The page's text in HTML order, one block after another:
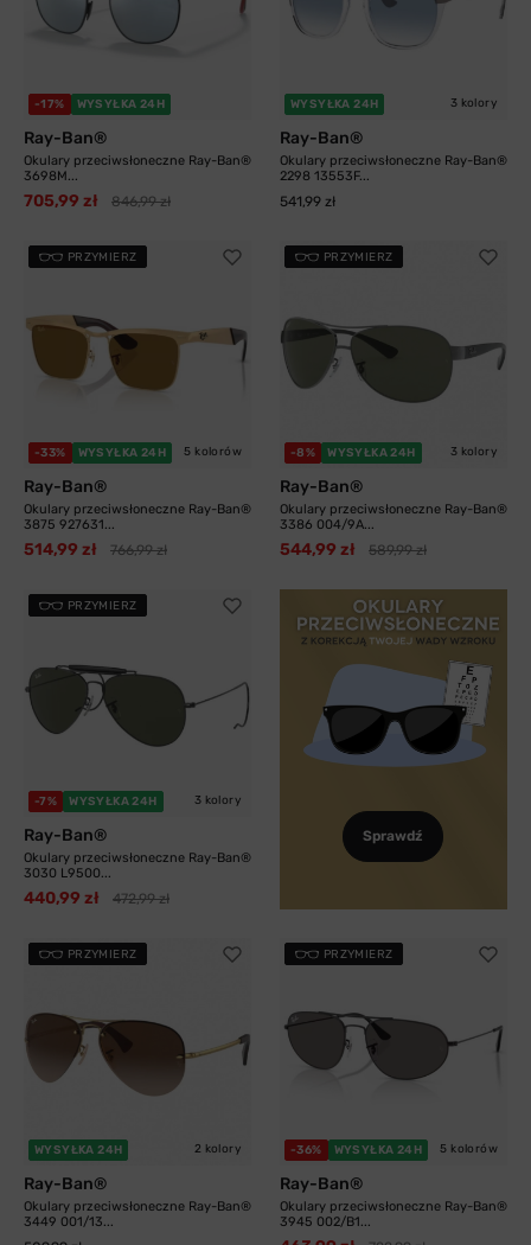
-17% WYSYŁKA 24H
Ray-Ban®
Okulary przeciwsłoneczne Ray-Ban®
3698M...
705,99 zł 846,99 zł
WYSYŁKA 24H 3 kolory
Ray-Ban®
Okulary przeciwsłoneczne Ray-Ban®
2298 13553F...
541,99 zł
PRZYMIERZ
-33% WYSYŁKA 24H 5 kolorów
Ray-Ban®
Okulary przeciwsłoneczne Ray-Ban®
3875 927631...
514,99 zł 766,99 zł
PRZYMIERZ
-8% WYSYŁKA 24H 3 kolory
Ray-Ban®
Okulary przeciwsłoneczne Ray-Ban®
3386 004/9A...
544,99 zł 589,99 zł
PRZYMIERZ
-7% WYSYŁKA 24H 3 kolory
Ray-Ban®
Okulary przeciwsłoneczne Ray-Ban®
3030 L9500...
440,99 zł 472,99 zł
Sprawdź
PRZYMIERZ
WYSYŁKA 24H 2 kolory
Ray-Ban®
Okulary przeciwsłoneczne Ray-Ban®
3449 001/13...
PRZYMIERZ
-36% WYSYŁKA 24H 5 kolorów
Ray-Ban®
Okulary przeciwsłoneczne Ray-Ban®
3945 002/B1...